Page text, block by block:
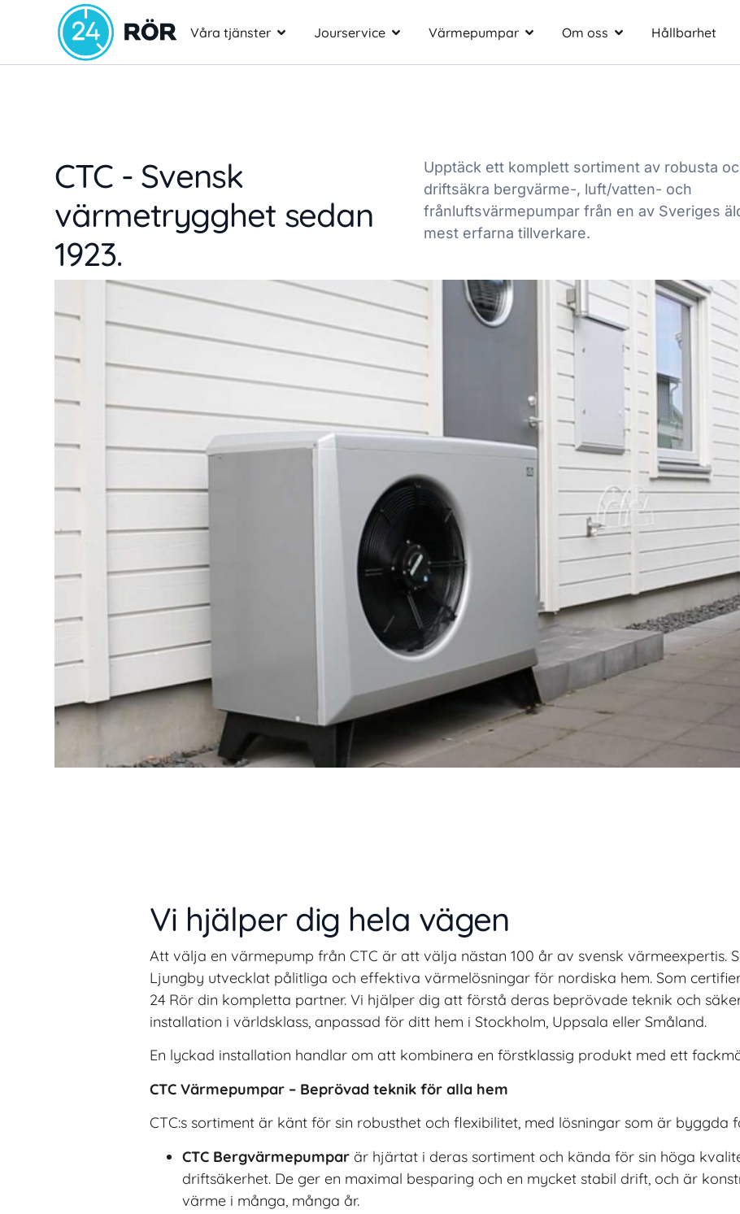
Våra tjänster Jourservice Värmepumpar Om oss Hållbarhet
CTC - Svensk
värmetrygghet sedan
1923.
Upptäck ett komplett sortiment av robusta
driftsäkra bergvärme-, luft/vatten- och
frånluftsvärmepumpar från en av Sveriges
mest erfarna tillverkare.
Vi hjälper dig hela vägen
Att välja en värmepump från CTC är att välja nästan 100 år av svensk värmeexpertis.
Ljungby utvecklat pålitliga och effektiva värmelösningar för nordiska hem. Som
24 Rör din kompletta partner. Vi hjälper dig att förstå deras beprövade teknik och
installation i världsklass, anpassad för ditt hem i Stockholm, Uppsala eller Småland.
En lyckad installation handlar om att kombinera en förstklassig produkt med ett
CTC Värmepumpar – Beprövad teknik för alla hem
CTC:s sortiment är känt för sin robusthet och flexibilitet, med lösningar som är byggda
CTC Bergvärmepumpar är hjärtat i deras sortiment och kända för sin höga
driftsäkerhet. De ger en maximal besparing och en mycket stabil drift, och är
värme i många, många år.